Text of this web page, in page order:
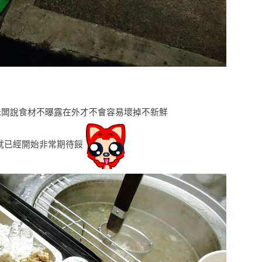
說食材不曝露在外才不會容易壞掉不新鮮
已經開始非常期待餒